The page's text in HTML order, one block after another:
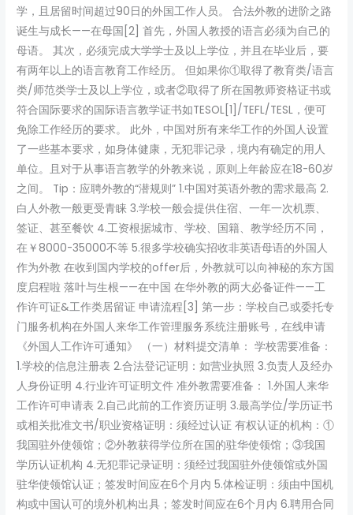
学，且居留时间超过90日的外国工作人员。 合法外教的进阶之路
诞生与成长——在母国[2] 首先，外国人教授的语言必须为自己的
母语。 其次，必须完成大学学士及以上学位，并且在毕业后，要
有两年以上的语言教育工作经历。 但如果你①取得了教育类/语言
类/师范类学士及以上学位，或者②取得了所在国教师资格证书或
符合国际要求的国际语言教学证书如TESOL[1]/TEFL/TESL，便可
免除工作经历的要求。 此外，中国对所有来华工作的外国人设置
了一些基本要求，如身体健康，无犯罪记录，境内有确定的用人
单位。且对于从事语言教学的外教来说，原则上年龄应在18-60岁
之间。 Tip：应聘外教的“潜规则” 1.中国对英语外教的需求最高 2.
白人外教一般更受青睐 3.学校一般会提供住宿、一年一次机票、
签证、甚至餐饮 4.工资根据城市、学校、国籍、教学经历不同，
在￥8000-35000不等 5.很多学校确实招收非英语母语的外国人
作为外教 在收到国内学校的offer后，外教就可以向神秘的东方国
度启程啦 落叶与生根——在中国 在华外教的两大必备证件——工
作许可证&工作类居留证 申请流程[3] 第一步：学校自己或委托专
门服务机构在外国人来华工作管理服务系统注册账号，在线申请
《外国人工作许可通知》 （一）材料提交清单： 学校需要准备：
1.学校的信息注册表 2.合法登记证明：如营业执照 3.负责人及经办
人身份证明 4.行业许可证明文件 准外教需要准备： 1.外国人来华
工作许可申请表 2.自己此前的工作资历证明 3.最高学位/学历证书
或相关批准文书/职业资格证明：须经过认证 有权认证的机构：①
我国驻外使领馆；②外教获得学位所在国的驻华使领馆；③我国
学历认证机构 4.无犯罪记录证明：须经过我国驻外使领馆或外国
驻华使领馆认证；签发时间应在6个月内 5.体检证明：须由中国机
构或中国认可的境外机构出具；签发时间应在6个月内 6.聘用合同